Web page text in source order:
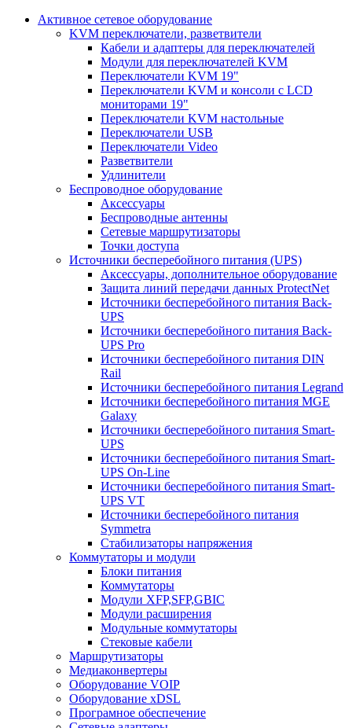
Активное сетевое оборудование
KVM переключатели, разветвители
Кабели и адаптеры для переключателей
Модули для переключателей KVM
Переключатели KVM 19"
Переключатели KVM и консоли с LCD
мониторами 19"
Переключатели KVM настольные
Переключатели USB
Переключатели Video
Разветвители
Удлинители
Беспроводное оборудование
Аксессуары
Беспроводные антенны
Сетевые маршрутизаторы
Точки доступа
Источники бесперебойного питания (UPS)
Аксессуары, дополнительное оборудование
Защита линий передачи данных ProtectNet
Источники бесперебойного питания Back-
UPS
Источники бесперебойного питания Back-
UPS Pro
Источники бесперебойного питания DIN
Rail
Источники бесперебойного питания Legrand
Источники бесперебойного питания MGE
Galaxy
Источники бесперебойного питания Smart-
UPS
Источники бесперебойного питания Smart-
UPS On-Line
Источники бесперебойного питания Smart-
UPS VT
Источники бесперебойного питания
Symmetra
Стабилизаторы напряжения
Коммутаторы и модули
Блоки питания
Коммутаторы
Модули XFP,SFP,GBIC
Модули расширения
Модульные коммутаторы
Стековые кабели
Маршрутизаторы
Медиаконвертеры
Оборудование VOIP
Оборудование xDSL
Програмное обеспечение